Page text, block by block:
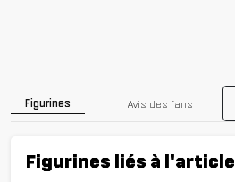
Figurines Avis des fans
Figurines liés à l'article